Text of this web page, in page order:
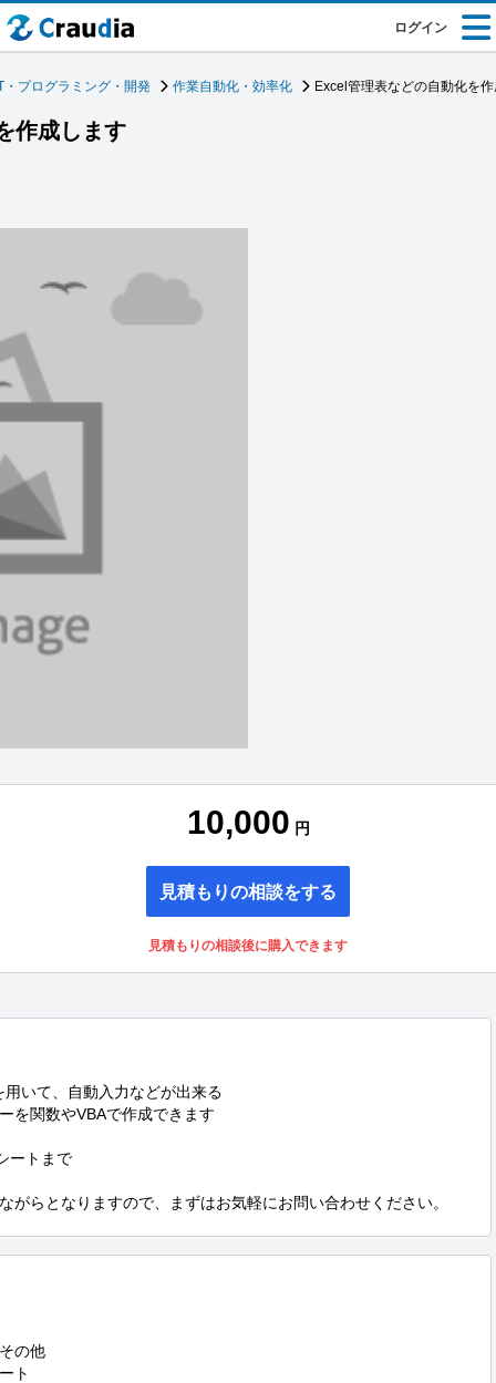
ログイン
・プログラミング・開発 作業自動化・効率化 Excel管理表などの自動化を
作成します
10,000 円
見積もりの相談をする
見積もりの相談後に購入できます
いて、自動入力などが出来る
数やVBAで作成できます
ートまで
がらとなりますので、まずはお気軽にお問い合わせください。
の他
ト